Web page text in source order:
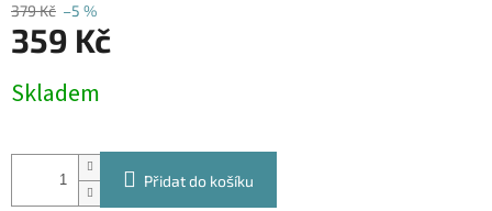
379 Kč –5 %
359 Kč
cena:
Skladem
Přidat do košíku